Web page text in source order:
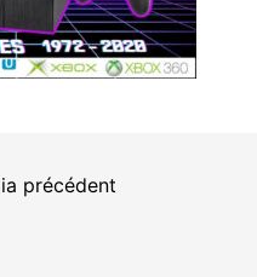
précédent